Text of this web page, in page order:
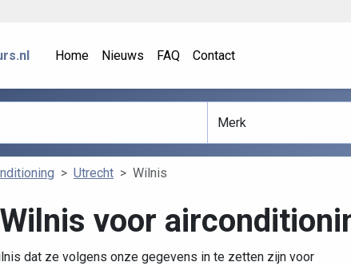
Home Nieuws FAQ Contact
Utrecht Wilnis
voor
dat ze volgens onze gegevens in te zetten zijn voor